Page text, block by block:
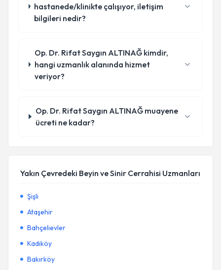
hastanede/klinikte çalışıyor, iletişim
bilgileri nedir?
Op. Dr. Rifat Saygın ALTINAĞ kimdir,
hangi uzmanlık alanında hizmet
veriyor?
Op. Dr. Rifat Saygın ALTINAĞ muayene
ücreti ne kadar?
Yakın Çevredeki Beyin ve Sinir Cerrahisi Uzmanları
Şişli
Ataşehir
Bahçelievler
Kadıköy
Bakırköy